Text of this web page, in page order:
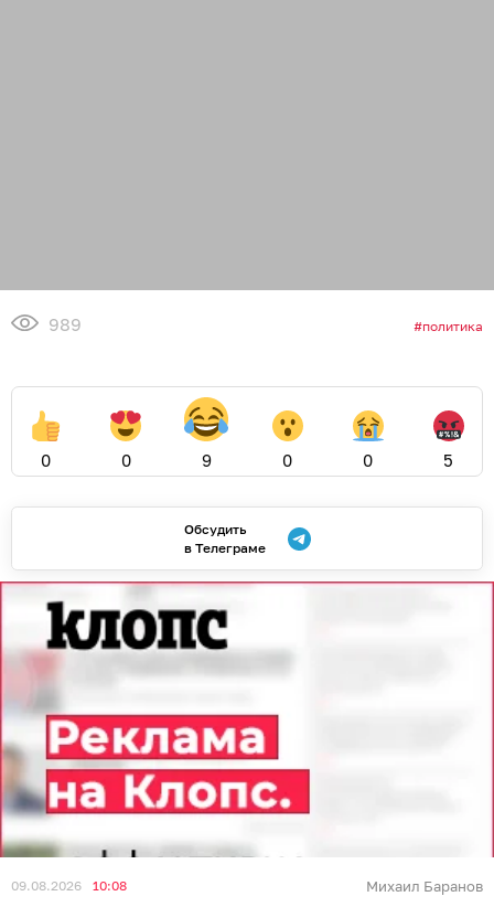
989 политика
0 0 9 0 0 5
Обсудить
в Телеграме
09.08.2026 10:08 Михаил Баранов